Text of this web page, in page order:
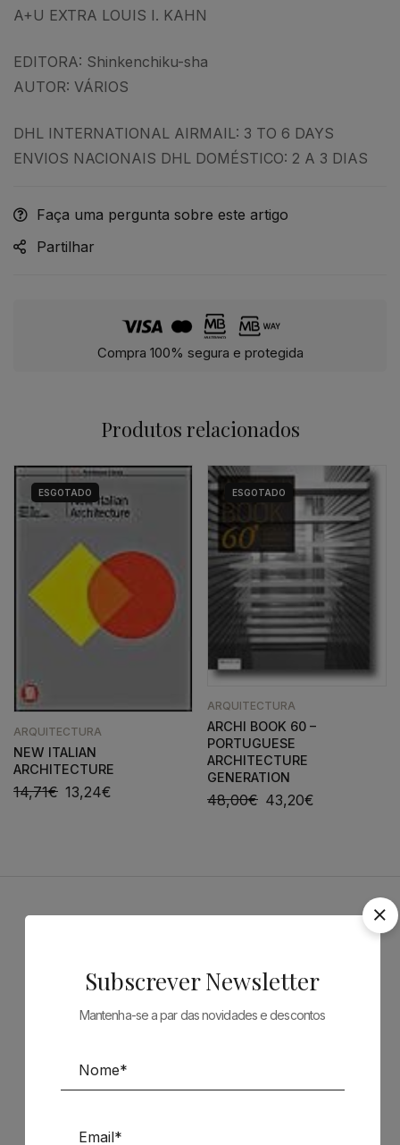
A+U EXTRA LOUIS I. KAHN
EDITORA: Shinkenchiku-sha
AUTOR: VÁRIOS
DHL INTERNATIONAL AIRMAIL: 3 TO 6 DAYS
ENVIOS NACIONAIS DHL DOMÉSTICO: 2 A 3 DIAS
Faça uma pergunta sobre este artigo
Partilhar
Compra 100% segura e protegida
Produtos relacionados
ESGOTADO
ARQUITECTURA
NEW ITALIAN
ARCHITECTURE
14,71€ 13,24€
ESGOTADO
ARQUITECTURA
ARCHI BOOK 60 –
PORTUGUESE
ARCHITECTURE
GENERATION
48,00€ 43,20€
Siga-nos nas Redes Sociais
TÉCNICA LIVRARIA »
Subscrever Newsletter
Mantenha-se a par das novidades e descontos